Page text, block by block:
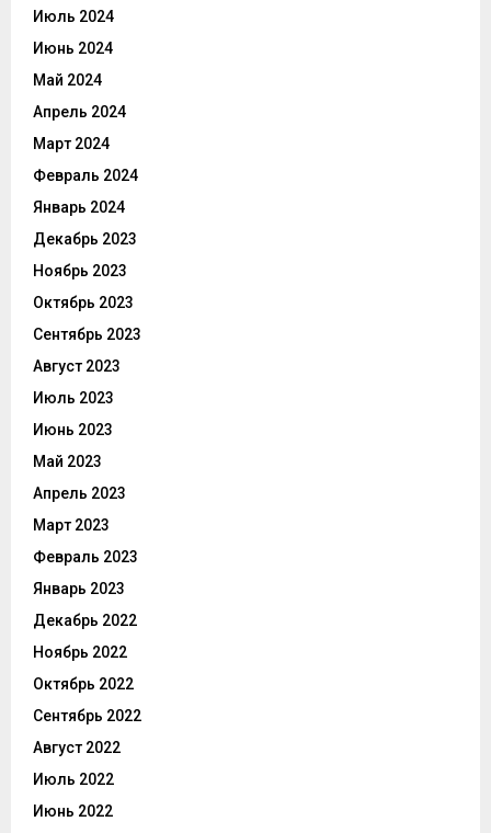
Июль 2024
Июнь 2024
Май 2024
Апрель 2024
Март 2024
Февраль 2024
Январь 2024
Декабрь 2023
Ноябрь 2023
Октябрь 2023
Сентябрь 2023
Август 2023
Июль 2023
Июнь 2023
Май 2023
Апрель 2023
Март 2023
Февраль 2023
Январь 2023
Декабрь 2022
Ноябрь 2022
Октябрь 2022
Сентябрь 2022
Август 2022
Июль 2022
Июнь 2022